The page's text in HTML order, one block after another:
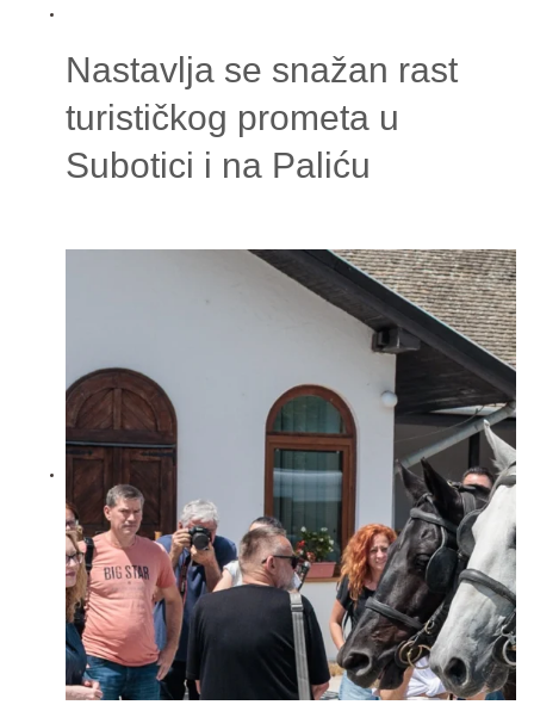
Nastavlja se snažan rast
turističkog prometa u
Subotici i na Paliću